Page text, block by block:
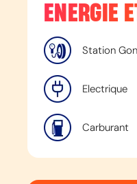
ENERGIE
Station
Electrique
Carburant